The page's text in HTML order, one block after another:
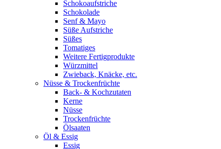
Schokoaufstriche
Schokolade
Senf & Mayo
Süße Aufstriche
Süßes
Tomatiges
Weitere Fertigprodukte
Würzmittel
Zwieback, Knäcke, etc.
Nüsse & Trockenfrüchte
Back- & Kochzutaten
Kerne
Nüsse
Trockenfrüchte
Ölsaaten
Öl & Essig
Essig